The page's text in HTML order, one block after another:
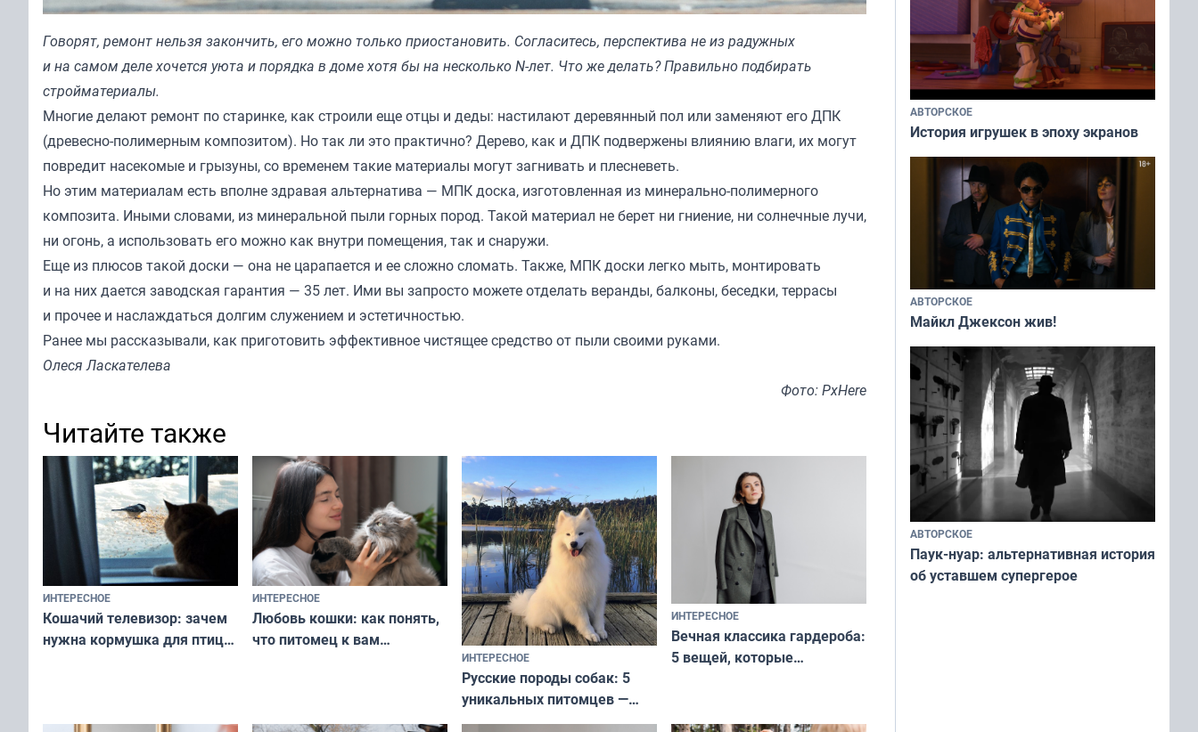
Говорят, ремонт нельзя закончить, его можно только приостановить. Согласитесь, перспектива не из радужных
и на самом деле хочется уюта и порядка в доме хотя бы на несколько N-лет. Что же делать? Правильно подбирать
стройматериалы.
Многие делают ремонт по старинке, как строили еще отцы и деды: настилают деревянный пол или заменяют его ДПК
(древесно-полимерным композитом). Но так ли это практично? Дерево, как и ДПК подвержены влиянию влаги, их могут
повредит насекомые и грызуны, со временем такие материалы могут загнивать и плесневеть.
Но этим материалам есть вполне здравая альтернатива — МПК доска, изготовленная из минерально-полимерного
композита. Иными словами, из минеральной пыли горных пород. Такой материал не берет ни гниение, ни солнечные лучи,
ни огонь, а использовать его можно как внутри помещения, так и снаружи.
Еще из плюсов такой доски — она не царапается и ее сложно сломать. Также, МПК доски легко мыть, монтировать
и на них дается заводская гарантия — 35 лет. Ими вы запросто можете отделать веранды, балконы, беседки, террасы
и прочее и наслаждаться долгим служением и эстетичностью.
Ранее мы рассказывали, как приготовить эффективное чистящее средство от пыли своими руками.
Олеся Ласкателева
Фото: PxHere
Читайте также
ИНТЕРЕСНОЕ
Кошачий телевизор: зачем
нужна кормушка для птиц
ИНТЕРЕСНОЕ
Любовь кошки: как понять,
что питомец к вам
ИНТЕРЕСНОЕ
Русские породы собак: 5
уникальных питомцев —
национальные сокровища
ИНТЕРЕСНОЕ
Вечная классика гардероба:
5 вещей, которые
и актуально в любой сезон
АВТОРСКОЕ
История игрушек в эпоху экранов
АВТОРСКОЕ
Майкл Джексон жив!
АВТОРСКОЕ
Паук-нуар: альтернативная история
об уставшем супергерое